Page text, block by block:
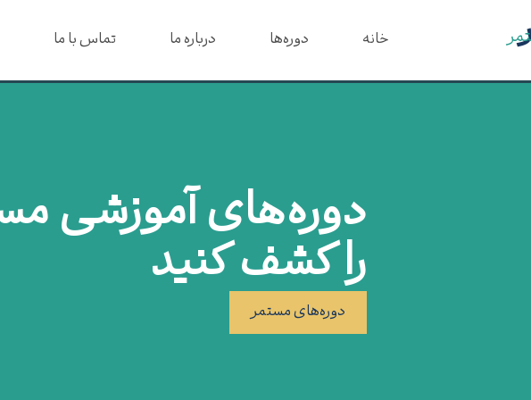
خانه دوره‌ها درباره ما تماس با ما
دوره‌های آموزشی
را کشف کنید
دوره‌های مستمر